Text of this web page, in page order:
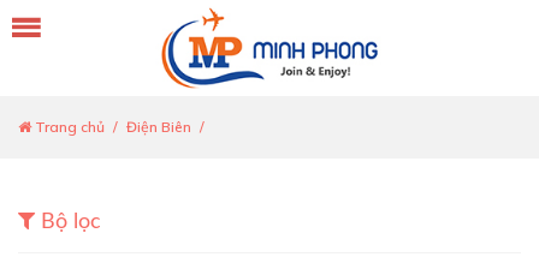
Trang chủ Điện Biên
Bộ lọc